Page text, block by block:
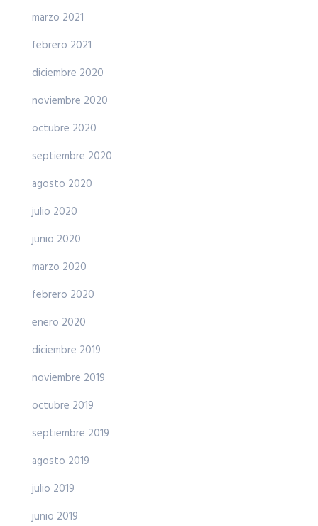
marzo 2021
febrero 2021
diciembre 2020
noviembre 2020
octubre 2020
septiembre 2020
agosto 2020
julio 2020
junio 2020
marzo 2020
febrero 2020
enero 2020
diciembre 2019
noviembre 2019
octubre 2019
septiembre 2019
agosto 2019
julio 2019
junio 2019